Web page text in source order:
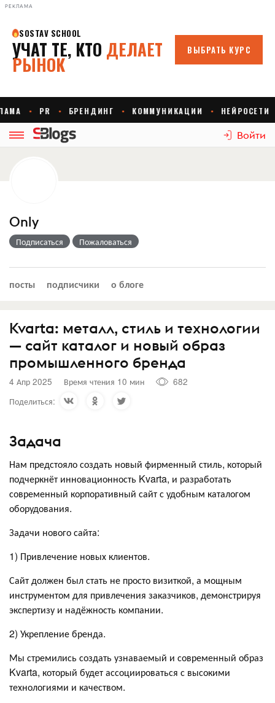
РЕКЛАМА
Войти
Only
Подписаться Пожаловаться
посты подписчики о блоге
Kvarta: металл, стиль и технологии
— сайт каталог и новый образ
промышленного бренда
4 Апр 2025 Время чтения 10 мин
682
Поделиться:
Задача
Нам предстояло создать новый фирменный стиль, который
подчеркнёт инновационность Kvarta, и разработать
современный корпоративный сайт с удобным каталогом
оборудования.
Задачи нового сайта:
1) Привлечение новых клиентов.
Сайт должен был стать не просто визиткой, а мощным
инструментом для привлечения заказчиков, демонстрируя
экспертизу и надёжность компании.
2) Укрепление бренда.
Мы стремились создать узнаваемый и современный образ
Kvarta, который будет ассоциироваться с высокими
технологиями и качеством.